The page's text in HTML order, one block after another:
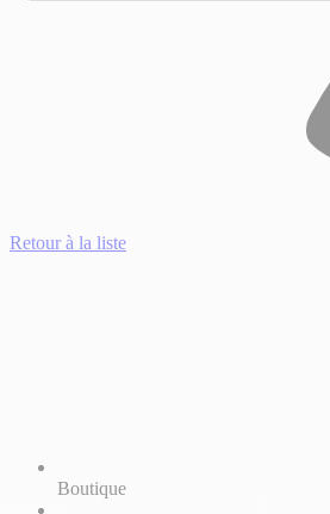
Retour à la liste
Boutique